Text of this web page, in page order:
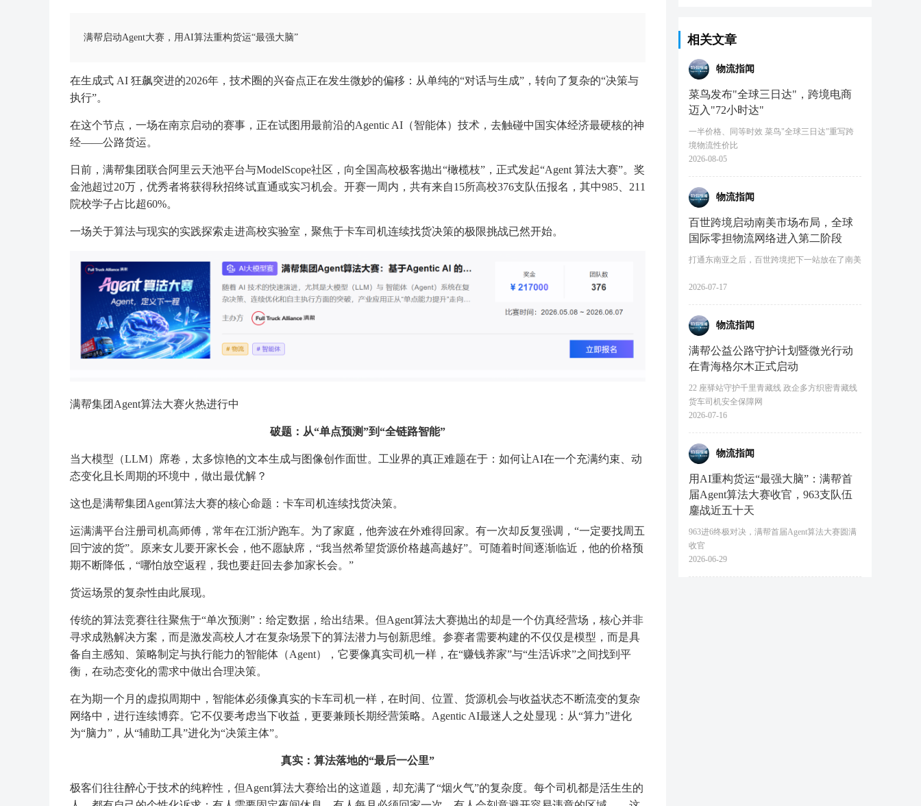
相关文章
物流指闻
菜鸟发布"全球三日达"，跨境电商
迈入"72小时达"
一半价格、同等时效 菜鸟"全球三日达"重写跨
境物流性价比
2026-08-05
物流指闻
百世跨境启动南美市场布局，全球
国际零担物流网络进入第二阶段
打通东南亚之后，百世跨境把下一站放在了南美
2026-07-17
物流指闻
满帮公益公路守护计划暨微光行动
在青海格尔木正式启动
22 座驿站守护千里青藏线 政企多方织密青藏线
货车司机安全保障网
2026-07-16
物流指闻
用AI重构货运“最强大脑”：满帮首
届Agent算法大赛收官，963支队伍
鏖战近五十天
963进6终极对决，满帮首届Agent算法大赛圆满
收官
2026-06-29
满帮启动Agent大赛，用AI算法重构货运“最强大脑”
在生成式 AI 狂飙突进的2026年，技术圈的兴奋点正在发生微妙的偏移：从单纯的“对话与生成”，转向了复杂的“决策与
执行”。
在这个节点，一场在南京启动的赛事，正在试图用最前沿的Agentic AI（智能体）技术，去触碰中国实体经济最硬核的神
经——公路货运。
日前，满帮集团联合阿里云天池平台与ModelScope社区，向全国高校极客抛出“橄榄枝”，正式发起“Agent 算法大赛”。奖
金池超过20万，优秀者将获得秋招终试直通或实习机会。开赛一周内，共有来自15所高校376支队伍报名，其中985、211
院校学子占比超60%。
一场关于算法与现实的实践探索走进高校实验室，聚焦于卡车司机连续找货决策的极限挑战已然开始。
满帮集团Agent算法大赛火热进行中
破题：从“单点预测”到“全链路智能”
当大模型（LLM）席卷，太多惊艳的文本生成与图像创作面世。工业界的真正难题在于：如何让AI在一个充满约束、动
态变化且长周期的环境中，做出最优解？
这也是满帮集团Agent算法大赛的核心命题：卡车司机连续找货决策。
运满满平台注册司机高师傅，常年在江浙沪跑车。为了家庭，他奔波在外难得回家。有一次却反复强调，“一定要找周五
回宁波的货”。原来女儿要开家长会，他不愿缺席，“我当然希望货源价格越高越好”。可随着时间逐渐临近，他的价格预
期不断降低，“哪怕放空返程，我也要赶回去参加家长会。”
货运场景的复杂性由此展现。
传统的算法竞赛往往聚焦于“单次预测”：给定数据，给出结果。但Agent算法大赛抛出的却是一个仿真经营场，核心并非
寻求成熟解决方案，而是激发高校人才在复杂场景下的算法潜力与创新思维。参赛者需要构建的不仅仅是模型，而是具
备自主感知、策略制定与执行能力的智能体（Agent），它要像真实司机一样，在“赚钱养家”与“生活诉求”之间找到平
衡，在动态变化的需求中做出合理决策。
在为期一个月的虚拟周期中，智能体必须像真实的卡车司机一样，在时间、位置、货源机会与收益状态不断流变的复杂
网络中，进行连续博弈。它不仅要考虑当下收益，更要兼顾长期经营策略。Agentic AI最迷人之处显现：从“算力”进化
为“脑力”，从“辅助工具”进化为“决策主体”。
真实：算法落地的“最后一公里”
极客们往往醉心于技术的纯粹性，但Agent算法大赛给出的这道题，却充满了“烟火气”的复杂度。每个司机都是活生生的